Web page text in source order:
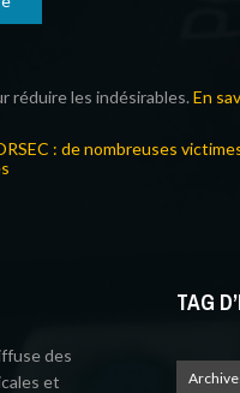
réduire les indésirables. En
: de nombreuses
des
et
TAG